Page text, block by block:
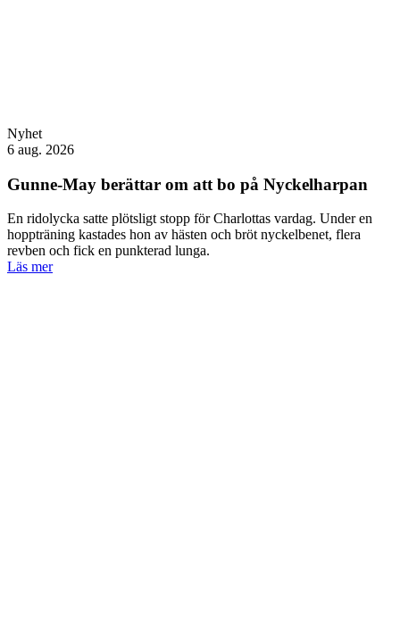
Nyhet
6 aug. 2026
Gunne-May berättar om att bo på Nyckelharpan
En ridolycka satte plötsligt stopp för Charlottas vardag. Under en
hoppträning kastades hon av hästen och bröt nyckelbenet, flera
revben och fick en punkterad lunga.
Läs mer